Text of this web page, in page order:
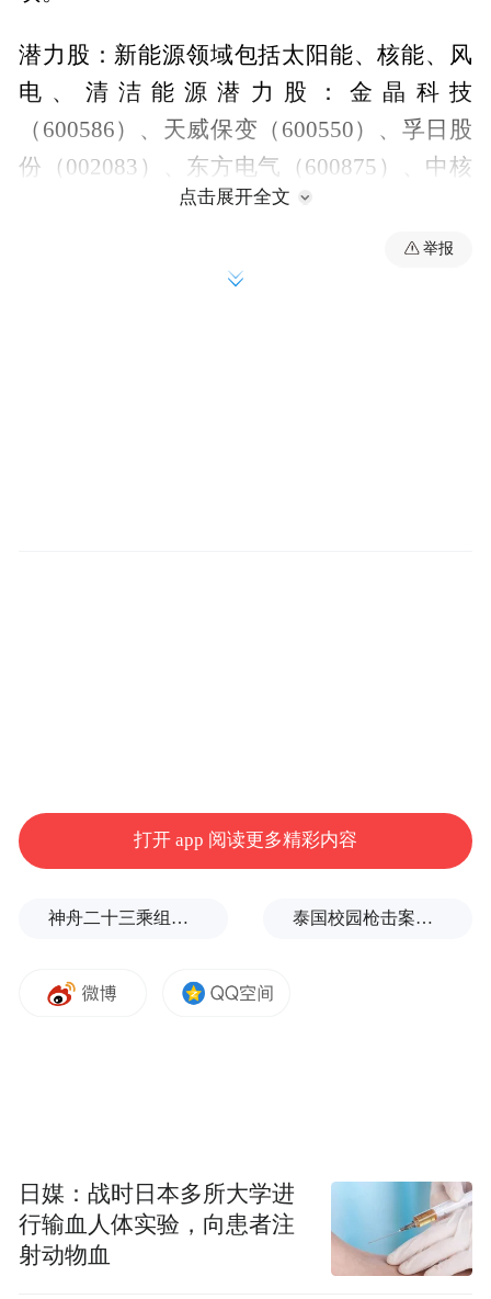
潜力股：新能源领域包括太阳能、核能、风
电、清洁能源潜力股：金晶科技
（600586）、天威保变（600550）、孚日股
份（002083）、东方电气（600875）、中核
科技（000777）、金风科技（002202）、天
奇股份（002009）、广汇股份（600256）、
天茂集团（000627）、丰原生化。
安泰科技（000969）、中科英华
（600110）。
业（002041）、敦煌种业（600354）、隆平
控股（000503）、中国软件（600536）、新
大陆（000997）、长电科技（600584）、厦
点击展开全文
举报
打开 app 阅读更多精彩内容
神舟二十三乘组新画面：在太空用超声测肌肉，常态化开展健康管理 泰国校园枪击案致9死，枪手父亲道歉
日媒：战时日本多所大学进
行输血人体实验，向患者注
射动物血